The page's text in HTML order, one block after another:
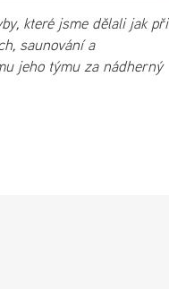
které jsme dělali jak při
saunování a
jeho týmu za nádherný